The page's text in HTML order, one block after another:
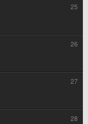
25
26
27
28